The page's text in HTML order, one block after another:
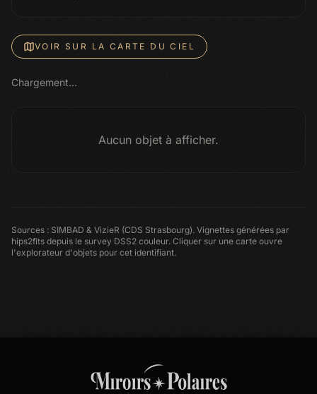
VOIR SUR LA CARTE DU CIEL
Chargement…
Aucun objet à afficher.
Sources : SIMBAD & VizieR (CDS Strasbourg). Vignettes générées par
hips2fits depuis le survey DSS2 couleur. Cliquer sur une carte ouvre
l'explorateur d'objets pour cet identifiant.